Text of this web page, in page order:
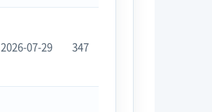
2026-07-29 347